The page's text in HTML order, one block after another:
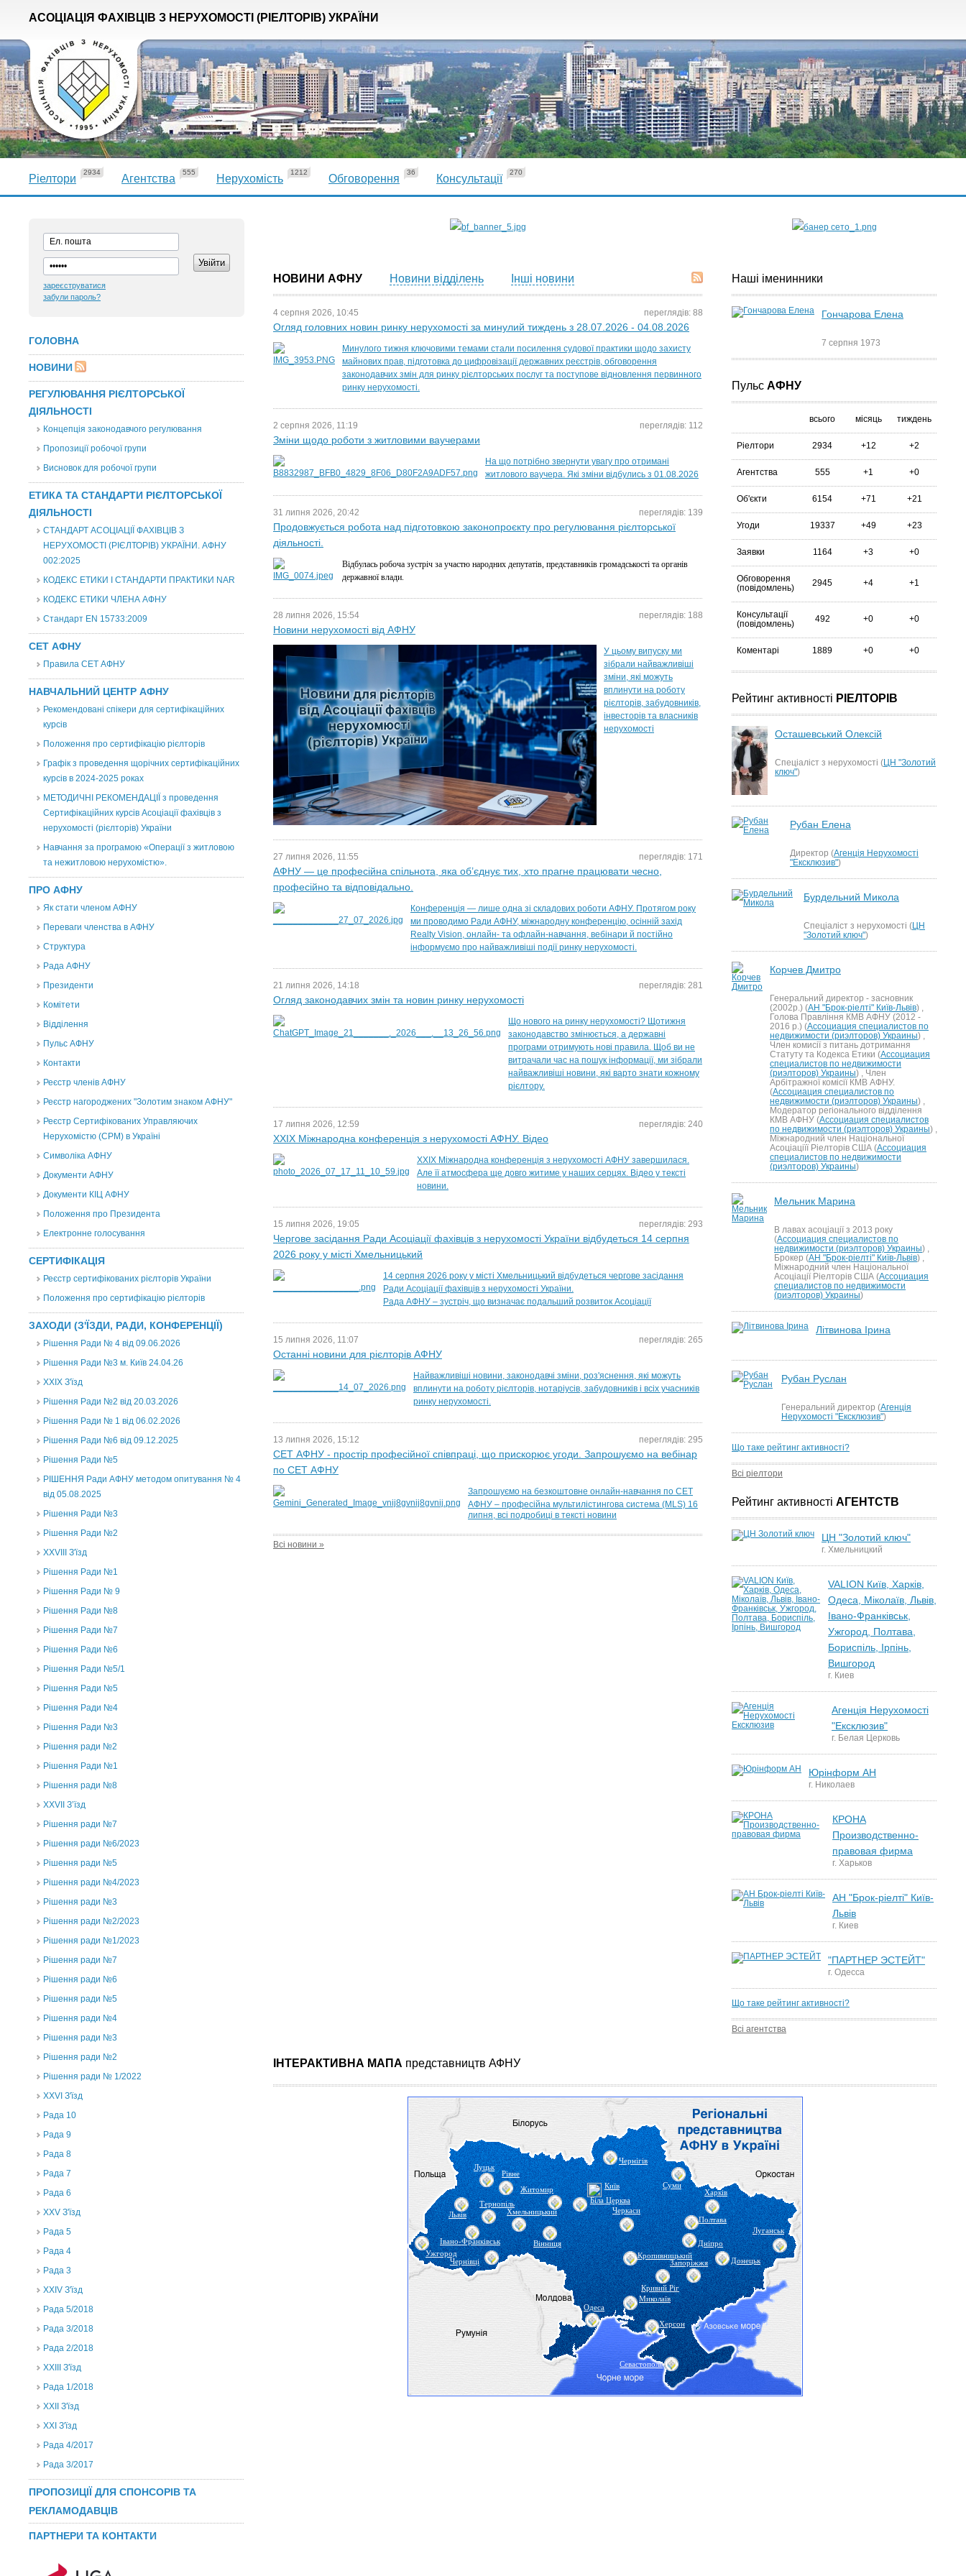
АСОЦІАЦІЯ ФАХІВЦІВ З НЕРУХОМОСТІ (РІЕЛТОРІВ) УКРАЇНИ
Ріелтори
2934
Агентства
555
Нерухомість
1212
Обговорення
36
Консультації
270
зареєструватися
забули пароль?
ГОЛОВНА
НОВИНИ
РЕГУЛЮВАННЯ РІЄЛТОРСЬКОЇ
ДІЯЛЬНОСТІ
Концепція законодавчого регулювання
Пропозиції робочої групи
Висновок для робочої групи
ЕТИКА ТА СТАНДАРТИ РІЄЛТОРСЬКОЇ
ДІЯЛЬНОСТІ
СТАНДАРТ АСОЦІАЦІЇ ФАХІВЦІВ З
НЕРУХОМОСТІ (РІЄЛТОРІВ) УКРАЇНИ. АФНУ
002:2025
КОДЕКС ЕТИКИ І СТАНДАРТИ ПРАКТИКИ NAR
КОДЕКС ЕТИКИ ЧЛЕНА АФНУ
Стандарт EN 15733:2009
СЕТ АФНУ
Правила СЕТ АФНУ
НАВЧАЛЬНИЙ ЦЕНТР АФНУ
Рекомендовані спікери для сертифікаційних
курсів
Положення про сертифікацію рієлторів
Графік з проведення щорічних сертифікаційних
курсів в 2024-2025 роках
МЕТОДИЧНІ РЕКОМЕНДАЦІЇ з проведення
Сертифікаційних курсів Асоціації фахівців з
нерухомості (рієлторів) України
Навчання за програмою «Операції з житловою
та нежитловою нерухомістю».
ПРО АФНУ
Як стати членом АФНУ
Переваги членства в АФНУ
Структура
Рада АФНУ
Президенти
Комітети
Відділення
Пульс АФНУ
Контакти
Реєстр членів АФНУ
Реєстр нагороджених "Золотим знаком АФНУ"
Реєстр Сертифікованих Управляючих
Нерухомістю (CPM) в Україні
Символіка АФНУ
Документи АФНУ
Документи КІЦ АФНУ
Положення про Президента
Електронне голосування
СЕРТИФІКАЦІЯ
Реєстр сертифікованих рієлторів України
Положення про сертифікацію рієлторів
ЗАХОДИ (З'ЇЗДИ, РАДИ, КОНФЕРЕНЦІЇ)
Рішення Ради № 4 від 09.06.2026
Рішення Ради №3 м. Київ 24.04.26
XXІХ З'їзд
Рішення Ради №2 від 20.03.2026
Рішення Ради № 1 від 06.02.2026
Рішення Ради №6 від 09.12.2025
Рішення Ради №5
РІШЕННЯ Ради АФНУ методом опитування № 4
від 05.08.2025
Рішення Ради №3
Рішення Ради №2
XXVIII З'їзд
Рішення Ради №1
Рішення Ради № 9
Рішення Ради №8
Рішення Ради №7
Рішення Ради №6
Рішення Ради №5/1
Рішення Ради №5
Рішення Ради №4
Рішення Ради №3
Рішення ради №2
Рішення Ради №1
Рішення ради №8
ХХVII З’їзд
Рішення ради №7
Рішення ради №6/2023
Рішення ради №5
Рішення ради №4/2023
Рішення ради №3
Рішення ради №2/2023
Рішення ради №1/2023
Рішення ради №7
Рішення ради №6
Рішення ради №5
Рішення ради №4
Рішення ради №3
Рішення ради №2
Рішення ради № 1/2022
XXVI З'їзд
Рада 10
Рада 9
Рада 8
Рада 7
Рада 6
XXV З'їзд
Рада 5
Рада 4
Рада 3
ХХIV З'їзд
Рада 5/2018
Рада 3/2018
Рада 2/2018
XXIII З'їзд
Рада 1/2018
ХХІІ З'їзд
XXI З'їзд
Рада 4/2017
Рада 3/2017
ПРОПОЗИЦІЇ ДЛЯ СПОНСОРІВ ТА
РЕКЛАМОДАВЦІВ
ПАРТНЕРИ ТА КОНТАКТИ
НОВИНИ АФНУ Новини відділень Інші новини
4 серпня 2026, 10:45 переглядів: 88
Огляд головних новин ринку нерухомості за минулий тиждень з 28.07.2026 - 04.08.2026
Минулого тижня ключовими темами стали посилення судової практики щодо захисту
майнових прав, підготовка до цифровізації державних реєстрів, обговорення
законодавчих змін для ринку рієлторських послуг та поступове відновлення первинного
ринку нерухомості.
2 серпня 2026, 11:19 переглядів: 112
Зміни щодо роботи з житловими ваучерами
На що потрібно звернути увагу про отримані
житлового ваучера. Які зміни відбулись з 01.08.2026
31 липня 2026, 20:42 переглядів: 139
Продовжується робота над підготовкою законопроєкту про регулювання рієлторської
діяльності.
Відбулась робоча зустріч за участю народних депутатів, представників громадськості та органів
державної влади.
28 липня 2026, 15:54 переглядів: 188
Новини нерухомості від АФНУ
У цьому випуску ми
зібрали найважливіші
зміни, які можуть
вплинути на роботу
рієлторів, забудовників,
інвесторів та власників
нерухомості
27 липня 2026, 11:55 переглядів: 171
АФНУ — це професійна спільнота, яка об’єднує тих, хто прагне працювати чесно,
професійно та відповідально.
Конференція — лише одна зі складових роботи АФНУ. Протягом року
ми проводимо Ради АФНУ, міжнародну конференцію, осінній захід
Realty Vision, онлайн- та офлайн-навчання, вебінари й постійно
інформуємо про найважливіші події ринку нерухомості.
21 липня 2026, 14:18 переглядів: 281
Огляд законодавчих змін та новин ринку нерухомості
Що нового на ринку нерухомості? Щотижня
законодавство змінюється, а державні
програми отримують нові правила. Щоб ви не
витрачали час на пошук інформації, ми зібрали
найважливіші новини, які варто знати кожному
рієлтору.
17 липня 2026, 12:59 переглядів: 240
XXIX Міжнародна конференція з нерухомості АФНУ. Відео
XXIX Міжнародна конференція з нерухомості АФНУ завершилася.
Але її атмосфера ще довго житиме у наших серцях. Відео у тексті
новини.
15 липня 2026, 19:05 переглядів: 293
Чергове засідання Ради Асоціації фахівців з нерухомості України відбудеться 14 серпня
2026 року у місті Хмельницький
14 серпня 2026 року у місті Хмельницький відбудеться чергове засідання
Ради Асоціації фахівців з нерухомості України.
Рада АФНУ – зустріч, що визначає подальший розвиток Асоціації
15 липня 2026, 11:07 переглядів: 265
Останні новини для рієлторів АФНУ
Найважливіші новини, законодавчі зміни, роз'яснення, які можуть
вплинути на роботу рієлторів, нотаріусів, забудовників і всіх учасників
ринку нерухомості.
13 липня 2026, 15:12 переглядів: 295
СЕТ АФНУ - простір професійної співпраці, що прискорює угоди. Запрошуємо на вебінар
по СЕТ АФНУ
Запрошуємо на безкоштовне онлайн-навчання по СЕТ
АФНУ – професійна мультилістингова система (MLS) 16
липня, всі подробиці в тексті новини
Всі новини »
Наші іменинники
Гончарова Елена
7 серпня 1973
Пульс АФНУ
всього місяць тиждень
Ріелтори 2934 +12 +2
Агентства 555 +1 +0
Об'єкти 6154 +71 +21
Угоди 19337 +49 +23
Заявки 1164 +3 +0
Обговорення
(повідомлень)
2945 +4 +1
Консультації
(повідомлень)
492 +0 +0
Коментарі 1889 +0 +0
Рейтинг активності РІЕЛТОРІВ
Осташевський Олексій
Спеціаліст з нерухомості (ЦН "Золотий
ключ")
Рубан Елена
Директор (Агенція Нерухомості
"Ексклюзив")
Бурдельний Микола
Спеціаліст з нерухомості (ЦН
"Золотий ключ")
Корчев Дмитро
Генеральний директор - засновник
(2002р.) (АН "Брок-ріелті" Київ-Львів) ,
Голова Правління КМВ АФНУ (2012 -
2016 р.) (Ассоциация специалистов по
недвижимости (риэлторов) Украины) ,
Член комисії з питань дотримання
Статуту та Кодекса Етики (Ассоциация
специалистов по недвижимости
(риэлторов) Украины) , Член
Арбітражної комісії КМВ АФНУ.
(Ассоциация специалистов по
недвижимости (риэлторов) Украины) ,
Модератор регіонального відділення
КМВ АФНУ (Ассоциация специалистов
по недвижимости (риэлторов) Украины) ,
Міжнародний член Національної
Асоціаціїї Ріелторів США (Ассоциация
специалистов по недвижимости
(риэлторов) Украины)
Мельник Марина
В лавах асоціації з 2013 року
(Ассоциация специалистов по
недвижимости (риэлторов) Украины) ,
Брокер (АН "Брок-ріелті" Київ-Львів) ,
Міжнародний член Національної
Асоціації Ріелторів США (Ассоциация
специалистов по недвижимости
(риэлторов) Украины)
Літвинова Ірина
Рубан Руслан
Генеральний директор (Агенція
Нерухомості "Ексклюзив")
Що таке рейтинг активності?
Всі ріелтори
Рейтинг активності АГЕНТСТВ
ЦН "Золотий ключ"
г. Хмельницкий
VALION Київ, Харків,
Одеса, Міколаїв, Львів,
Івано-Франківськ,
Ужгород, Полтава,
Бориспіль, Ірпінь,
Вишгород
г. Киев
Агенція Нерухомості
"Ексклюзив"
г. Белая Церковь
Юрінформ АН
г. Николаев
КРОНА
Производственно-
правовая фирма
г. Харьков
АН "Брок-ріелті" Київ-
Львів
г. Киев
"ПАРТНЕР ЭСТЕЙТ"
г. Одесса
Що таке рейтинг активності?
Всі агентства
ІНТЕРАКТИВНА МАПА представництв АФНУ